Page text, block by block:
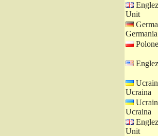
Unit
Germania
Ucraina
Ucraina
Unit